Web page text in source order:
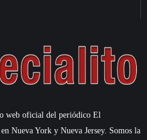
web oficial del periódico El
Nueva York y Nueva Jersey. Somos la